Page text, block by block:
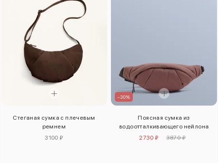
Стеганая сумка с плечевым
ремнем
3100 ₽
–30%
Поясная сумка из
водоотталкивающего нейлона
2730 ₽
3870 ₽